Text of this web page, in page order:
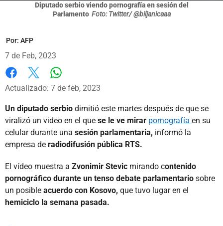
Diputado serbio viendo pornografía en sesión del
Parlamento Foto: Twitter/ @biljanicaaa
Por: AFP
7 de Feb, 2023
Facebook
X
Actualizado: 7 de feb, 2023
Un diputado serbio dimitió este martes después de que se
viralizó un video en el que se le ve mirar pornografía en su
celular durante una sesión parlamentaria, informó la
empresa de radiodifusión pública RTS.
El vídeo muestra a Zvonimir Stevic mirando contenido
pornográfico durante un tenso debate parlamentario sobre
un posible acuerdo con Kosovo, que tuvo lugar en el
hemiciclo la semana pasada.